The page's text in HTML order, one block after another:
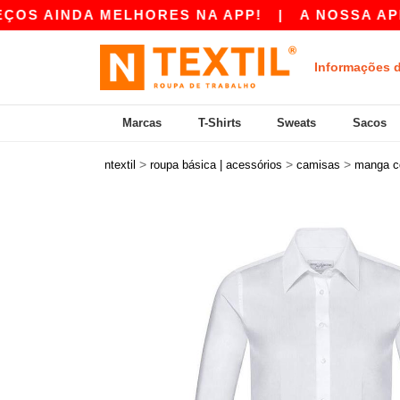
MELHORES NA APP!|A NOSSA APP JÁ
Informações
Marcas T-Shirts Sweats Sacos
ntextil > roupa básica | acessórios > camisas > manga